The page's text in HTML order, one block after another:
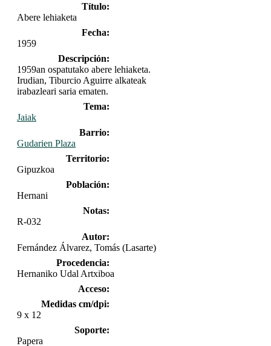
Título:
Abere lehiaketa
Fecha:
1959
Descripción:
1959an ospatutako abere lehiaketa.
Irudian, Tiburcio Aguirre alkateak
irabazleari saria ematen.
Tema:
Jaiak
Barrio:
Gudarien Plaza
Territorio:
Gipuzkoa
Población:
Hernani
Notas:
R-032
Autor:
Fernández Álvarez, Tomás (Lasarte)
Procedencia:
Hernaniko Udal Artxiboa
Acceso:
Medidas cm/dpi:
9 x 12
Soporte:
Papera